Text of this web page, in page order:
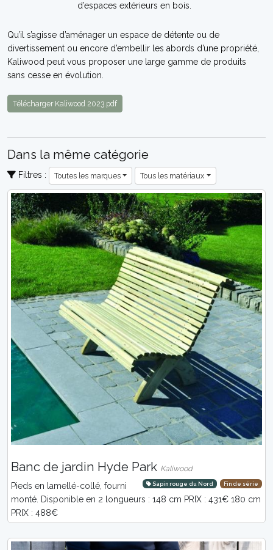
d’espaces extérieurs en bois.
Qu’il s’agisse d’aménager un espace de détente ou de
divertissement ou encore d’embellir les abords d’une propriété,
Kaliwood peut vous proposer une large gamme de produits
sans cesse en évolution.
Télécharger Kaliwood 2023.pdf
Dans la même catégorie
Filtres : Toutes les marques Tous les matériaux
Banc de jardin Hyde Park Kaliwood
Sapin rouge du Nord Fin de série
Pieds en lamellé-collé, fourni
monté. Disponible en 2 longueurs : 148 cm PRIX : 431€ 180 cm
PRIX : 488€